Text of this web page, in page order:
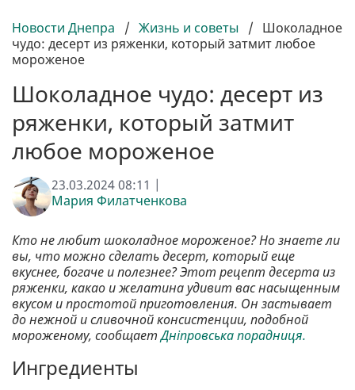
Новости Днепра / Жизнь и советы / Шоколадное
чудо: десерт из ряженки, который затмит любое
мороженое
Шоколадное чудо: десерт из
ряженки, который затмит
любое мороженое
23.03.2024 08:11 |
Мария Филатченкова
Кто не любит шоколадное мороженое? Но знаете ли
вы, что можно сделать десерт, который еще
вкуснее, богаче и полезнее? Этот рецепт десерта из
ряженки, какао и желатина удивит вас насыщенным
вкусом и простотой приготовления. Он застывает
до нежной и сливочной консистенции, подобной
мороженому, сообщаетДніпровська порадниця.
Ингредиенты